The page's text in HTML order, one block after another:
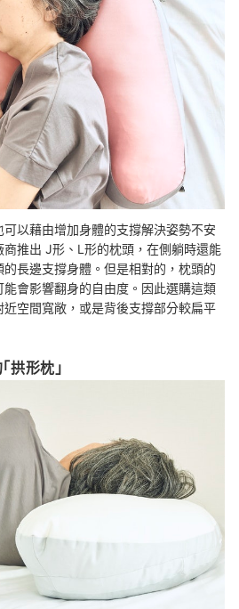
以藉由增加身體的支撐解決姿勢不安
推出 J形、L形的枕頭，在側躺時還能
長邊支撐身體。但是相對的，枕頭的
會影響翻身的自由度。因此選購這類
空間寬敞，或是背後支撐部分較扁平
拱形枕」